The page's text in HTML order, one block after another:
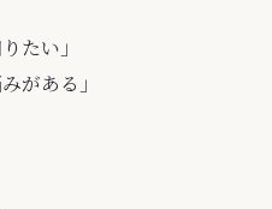
たい」
がある」